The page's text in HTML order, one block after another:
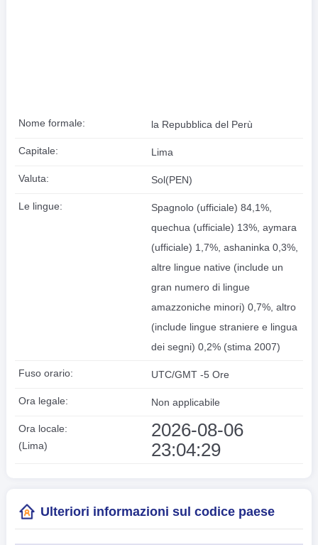
Nome formale: la Repubblica del Perù
Capitale: Lima
Valuta: Sol(PEN)
Le lingue:
Spagnolo (ufficiale) 84,1%,
quechua (ufficiale) 13%, aymara
(ufficiale) 1,7%, ashaninka 0,3%,
altre lingue native (include un
gran numero di lingue
amazzoniche minori) 0,7%, altro
(include lingue straniere e lingua
dei segni) 0,2% (stima 2007)
Fuso orario: UTC/GMT -5 Ore
Ora legale: Non applicabile
Ora locale:
(Lima)
2026-08-06
23:04:29
Ulteriori informazioni sul codice paese